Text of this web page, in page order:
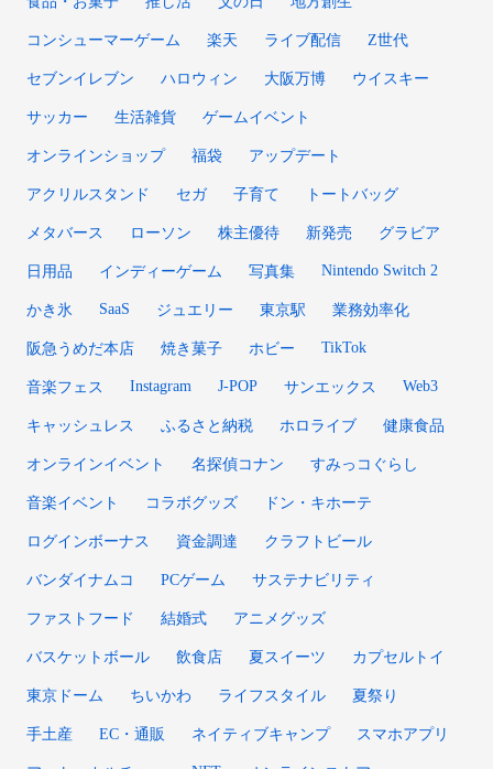
コンシューマーゲーム 楽天 ライブ配信 Z世代
セブンイレブン ハロウィン 大阪万博 ウイスキー
サッカー 生活雑貨 ゲームイベント
オンラインショップ 福袋 アップデート
アクリルスタンド セガ 子育て トートバッグ
メタバース ローソン 株主優待 新発売 グラビア
日用品 インディーゲーム 写真集 Nintendo Switch 2
かき氷 SaaS ジュエリー 東京駅 業務効率化
阪急うめだ本店 焼き菓子 ホビー TikTok
音楽フェス Instagram J-POP サンエックス Web3
キャッシュレス ふるさと納税 ホロライブ 健康食品
オンラインイベント 名探偵コナン すみっコぐらし
音楽イベント コラボグッズ ドン・キホーテ
ログインボーナス 資金調達 クラフトビール
バンダイナムコ PCゲーム サステナビリティ
ファストフード 結婚式 アニメグッズ
バスケットボール 飲食店 夏スイーツ カプセルトイ
東京ドーム ちいかわ ライフスタイル 夏祭り
手土産 EC・通販 ネイティブキャンプ スマホアプリ